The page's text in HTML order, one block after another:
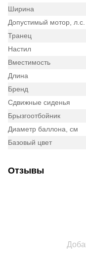
Ширина
Допустимый мотор, л.с.
Транец
Настил
Вместимость
Длина
Бренд
Сдвижные сиденья
Брызгоотбойник
Диаметр баллона, см
Базовый цвет
Отзывы